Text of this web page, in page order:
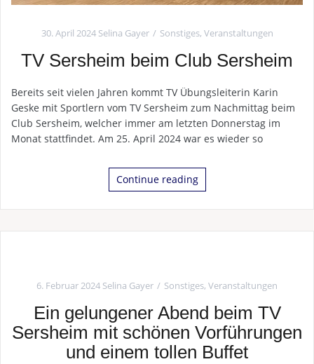
30. April 2024 Selina Gayer Sonstiges, Veranstaltungen
TV Sersheim beim Club Sersheim
Bereits seit vielen Jahren kommt TV Übungsleiterin Karin
Geske mit Sportlern vom TV Sersheim zum Nachmittag beim
Club Sersheim, welcher immer am letzten Donnerstag im
Monat stattfindet. Am 25. April 2024 war es wieder so
Continue reading
6. Februar 2024 Selina Gayer Sonstiges, Veranstaltungen
Ein gelungener Abend beim TV
Sersheim mit schönen Vorführungen
und einem tollen Buffet